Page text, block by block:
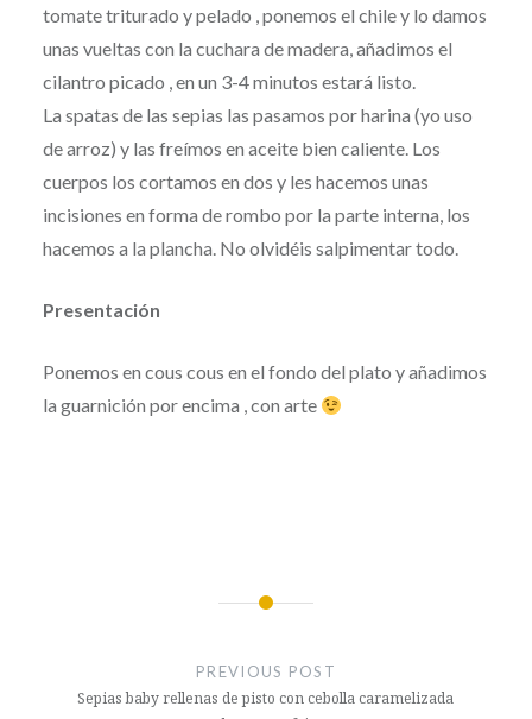
tomate triturado y pelado , ponemos el chile y lo damos
unas vueltas con la cuchara de madera, añadimos el
cilantro picado , en un 3-4 minutos estará listo.
La spatas de las sepias las pasamos por harina (yo uso
de arroz) y las freímos en aceite bien caliente. Los
cuerpos los cortamos en dos y les hacemos unas
incisiones en forma de rombo por la parte interna, los
hacemos a la plancha. No olvidéis salpimentar todo.
Presentación
Ponemos en cous cous en el fondo del plato y añadimos
la guarnición por encima , con arte
PREVIOUS POST
Sepias baby rellenas de pisto con cebolla caramelizada